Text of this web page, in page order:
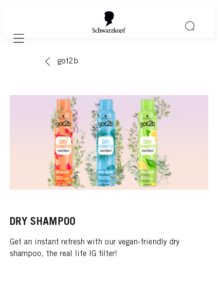
Mobile navigation
got2b
DRY SHAMPOO
Get an instant refresh with our vegan-friendly dry
shampoo, the real life IG filter!